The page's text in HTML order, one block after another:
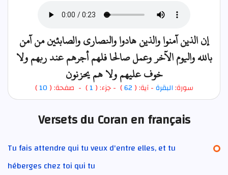
إن الذين آمنوا والذين هادوا والنصارى والصابئين من آمن
بالله واليوم الآخر وعمل صالحا فلهم أجرهم عند ربهم ولا
خوف عليهم ولا هم يحزنون
سورة:البقرة- آية: ( 62
) - جزء: ( 1) - صفحة: (10
)
Versets du Coran en français
Tu fais attendre qui tu veux d'entre elles, et tu
héberges chez toi qui tu